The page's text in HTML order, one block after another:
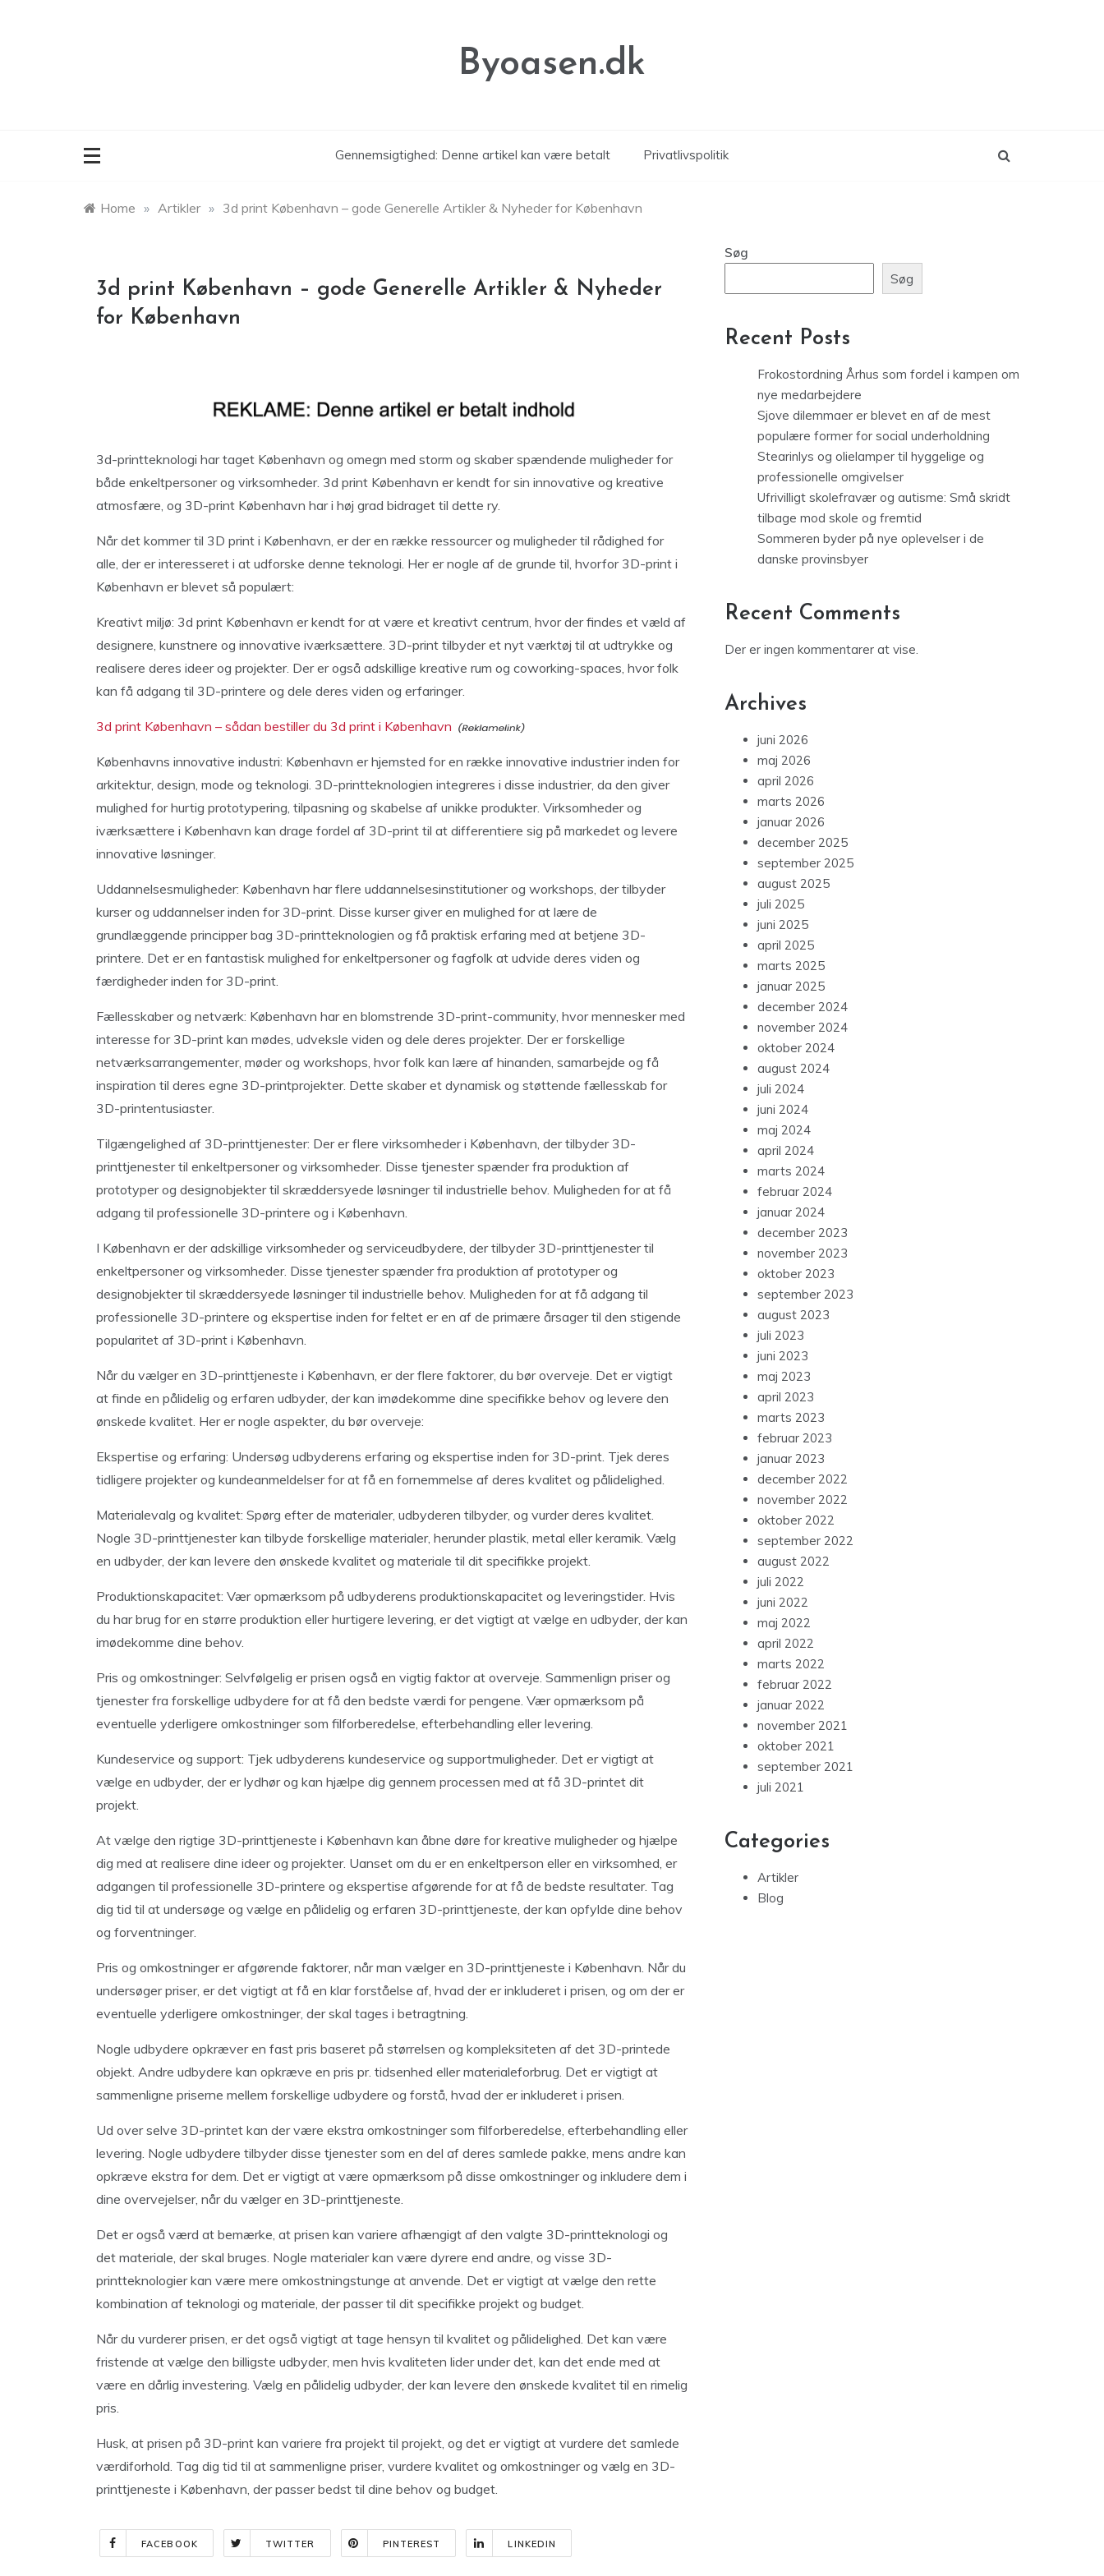
Byoasen.dk
Gennemsigtighed: Denne artikel kan være betalt Privatlivspolitik
Home » Artikler » 3d print København – gode Generelle Artikler & Nyheder for København
3d print København – gode Generelle Artikler & Nyheder
for København
3d-printteknologi har taget København og omegn med storm og skaber spændende muligheder for
både enkeltpersoner og virksomheder. 3d print København er kendt for sin innovative og kreative
atmosfære, og 3D-print København har i høj grad bidraget til dette ry.
Når det kommer til 3D print i København, er der en række ressourcer og muligheder til rådighed for
alle, der er interesseret i at udforske denne teknologi. Her er nogle af de grunde til, hvorfor 3D-print i
København er blevet så populært:
Kreativt miljø: 3d print København er kendt for at være et kreativt centrum, hvor der findes et væld af
designere, kunstnere og innovative iværksættere. 3D-print tilbyder et nyt værktøj til at udtrykke og
realisere deres ideer og projekter. Der er også adskillige kreative rum og coworking-spaces, hvor folk
kan få adgang til 3D-printere og dele deres viden og erfaringer.
3d print København – sådan bestiller du 3d print i København
Københavns innovative industri: København er hjemsted for en række innovative industrier inden for
arkitektur, design, mode og teknologi. 3D-printteknologien integreres i disse industrier, da den giver
mulighed for hurtig prototypering, tilpasning og skabelse af unikke produkter. Virksomheder og
iværksættere i København kan drage fordel af 3D-print til at differentiere sig på markedet og levere
innovative løsninger.
Uddannelsesmuligheder: København har flere uddannelsesinstitutioner og workshops, der tilbyder
kurser og uddannelser inden for 3D-print. Disse kurser giver en mulighed for at lære de
grundlæggende principper bag 3D-printteknologien og få praktisk erfaring med at betjene 3D-
printere. Det er en fantastisk mulighed for enkeltpersoner og fagfolk at udvide deres viden og
færdigheder inden for 3D-print.
Fællesskaber og netværk: København har en blomstrende 3D-print-community, hvor mennesker med
interesse for 3D-print kan mødes, udveksle viden og dele deres projekter. Der er forskellige
netværksarrangementer, møder og workshops, hvor folk kan lære af hinanden, samarbejde og få
inspiration til deres egne 3D-printprojekter. Dette skaber et dynamisk og støttende fællesskab for
3D-printentusiaster.
Tilgængelighed af 3D-printtjenester: Der er flere virksomheder i København, der tilbyder 3D-
printtjenester til enkeltpersoner og virksomheder. Disse tjenester spænder fra produktion af
prototyper og designobjekter til skræddersyede løsninger til industrielle behov. Muligheden for at få
adgang til professionelle 3D-printere og i København.
I København er der adskillige virksomheder og serviceudbydere, der tilbyder 3D-printtjenester til
enkeltpersoner og virksomheder. Disse tjenester spænder fra produktion af prototyper og
designobjekter til skræddersyede løsninger til industrielle behov. Muligheden for at få adgang til
professionelle 3D-printere og ekspertise inden for feltet er en af de primære årsager til den stigende
popularitet af 3D-print i København.
Når du vælger en 3D-printtjeneste i København, er der flere faktorer, du bør overveje. Det er vigtigt
at finde en pålidelig og erfaren udbyder, der kan imødekomme dine specifikke behov og levere den
ønskede kvalitet. Her er nogle aspekter, du bør overveje:
Ekspertise og erfaring: Undersøg udbyderens erfaring og ekspertise inden for 3D-print. Tjek deres
tidligere projekter og kundeanmeldelser for at få en fornemmelse af deres kvalitet og pålidelighed.
Materialevalg og kvalitet: Spørg efter de materialer, udbyderen tilbyder, og vurder deres kvalitet.
Nogle 3D-printtjenester kan tilbyde forskellige materialer, herunder plastik, metal eller keramik. Vælg
en udbyder, der kan levere den ønskede kvalitet og materiale til dit specifikke projekt.
Produktionskapacitet: Vær opmærksom på udbyderens produktionskapacitet og leveringstider. Hvis
du har brug for en større produktion eller hurtigere levering, er det vigtigt at vælge en udbyder, der kan
imødekomme dine behov.
Pris og omkostninger: Selvfølgelig er prisen også en vigtig faktor at overveje. Sammenlign priser og
tjenester fra forskellige udbydere for at få den bedste værdi for pengene. Vær opmærksom på
eventuelle yderligere omkostninger som filforberedelse, efterbehandling eller levering.
Kundeservice og support: Tjek udbyderens kundeservice og supportmuligheder. Det er vigtigt at
vælge en udbyder, der er lydhør og kan hjælpe dig gennem processen med at få 3D-printet dit
projekt.
At vælge den rigtige 3D-printtjeneste i København kan åbne døre for kreative muligheder og hjælpe
dig med at realisere dine ideer og projekter. Uanset om du er en enkeltperson eller en virksomhed, er
adgangen til professionelle 3D-printere og ekspertise afgørende for at få de bedste resultater. Tag
dig tid til at undersøge og vælge en pålidelig og erfaren 3D-printtjeneste, der kan opfylde dine behov
og forventninger.
Pris og omkostninger er afgørende faktorer, når man vælger en 3D-printtjeneste i København. Når du
undersøger priser, er det vigtigt at få en klar forståelse af, hvad der er inkluderet i prisen, og om der er
eventuelle yderligere omkostninger, der skal tages i betragtning.
Nogle udbydere opkræver en fast pris baseret på størrelsen og kompleksiteten af det 3D-printede
objekt. Andre udbydere kan opkræve en pris pr. tidsenhed eller materialeforbrug. Det er vigtigt at
sammenligne priserne mellem forskellige udbydere og forstå, hvad der er inkluderet i prisen.
Ud over selve 3D-printet kan der være ekstra omkostninger som filforberedelse, efterbehandling eller
levering. Nogle udbydere tilbyder disse tjenester som en del af deres samlede pakke, mens andre kan
opkræve ekstra for dem. Det er vigtigt at være opmærksom på disse omkostninger og inkludere dem i
dine overvejelser, når du vælger en 3D-printtjeneste.
Det er også værd at bemærke, at prisen kan variere afhængigt af den valgte 3D-printteknologi og
det materiale, der skal bruges. Nogle materialer kan være dyrere end andre, og visse 3D-
printteknologier kan være mere omkostningstunge at anvende. Det er vigtigt at vælge den rette
kombination af teknologi og materiale, der passer til dit specifikke projekt og budget.
Når du vurderer prisen, er det også vigtigt at tage hensyn til kvalitet og pålidelighed. Det kan være
fristende at vælge den billigste udbyder, men hvis kvaliteten lider under det, kan det ende med at
være en dårlig investering. Vælg en pålidelig udbyder, der kan levere den ønskede kvalitet til en rimelig
pris.
Husk, at prisen på 3D-print kan variere fra projekt til projekt, og det er vigtigt at vurdere det samlede
værdiforhold. Tag dig tid til at sammenligne priser, vurdere kvalitet og omkostninger og vælg en 3D-
printtjeneste i København, der passer bedst til dine behov og budget.
FACEBOOK TWITTER PINTEREST LINKEDIN
Søg
Søg
Recent Posts
Frokostordning Århus som fordel i kampen om
nye medarbejdere
Sjove dilemmaer er blevet en af de mest
populære former for social underholdning
Stearinlys og olielamper til hyggelige og
professionelle omgivelser
Ufrivilligt skolefravær og autisme: Små skridt
tilbage mod skole og fremtid
Sommeren byder på nye oplevelser i de
danske provinsbyer
Recent Comments
Der er ingen kommentarer at vise.
Archives
juni 2026
maj 2026
april 2026
marts 2026
januar 2026
december 2025
september 2025
august 2025
juli 2025
juni 2025
april 2025
marts 2025
januar 2025
december 2024
november 2024
oktober 2024
august 2024
juli 2024
juni 2024
maj 2024
april 2024
marts 2024
februar 2024
januar 2024
december 2023
november 2023
oktober 2023
september 2023
august 2023
juli 2023
juni 2023
maj 2023
april 2023
marts 2023
februar 2023
januar 2023
december 2022
november 2022
oktober 2022
september 2022
august 2022
juli 2022
juni 2022
maj 2022
april 2022
marts 2022
februar 2022
januar 2022
november 2021
oktober 2021
september 2021
juli 2021
Categories
Artikler
Blog